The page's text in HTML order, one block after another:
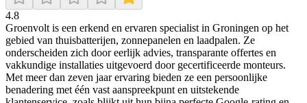
4.8
Groenvolt is een erkend en ervaren specialist in Groningen op het
gebied van thuisbatterijen, zonnepanelen en laadpalen. Ze
onderscheiden zich door eerlijk advies, transparante offertes en
vakkundige installaties uitgevoerd door gecertificeerde monteurs.
Met meer dan zeven jaar ervaring bieden ze een persoonlijke
benadering met één vast aanspreekpunt en uitstekende